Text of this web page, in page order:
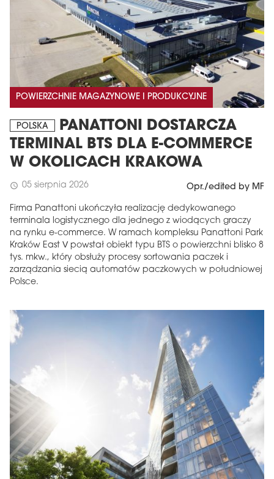
POWIERZCHNIE MAGAZYNOWE I PRODUKCYJNE
POLSKA
PANATTONI DOSTARCZA
TERMINAL BTS DLA E-COMMERCE
W OKOLICACH KRAKOWA
schedule 05 sierpnia 2026 Opr./edited by MF
Firma Panattoni ukończyła realizację dedykowanego
terminala logistycznego dla jednego z wiodących graczy
na rynku e-commerce. W ramach kompleksu Panattoni Park
Kraków East V powstał obiekt typu BTS o powierzchni blisko 8
tys. mkw., który obsłuży procesy sortowania paczek i
zarządzania siecią automatów paczkowych w południowej
Polsce.